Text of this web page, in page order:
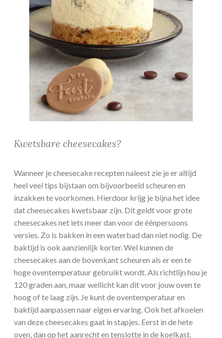
Kwetsbare cheesecakes?
Wanneer je cheesecake recepten naleest zie je er altijd
heel veel tips bijstaan om bijvoorbeeld scheuren en
inzakken te voorkomen. Hierdoor krijg je bijna het idee
dat cheesecakes kwetsbaar zijn. Dit geldt voor grote
cheesecakes net iets meer dan voor de éénpersoons
versies. Zo is bakken in een waterbad dan niet nodig. De
baktijd is ook aanzienlijk korter. Wel kunnen de
cheesecakes aan de bovenkant scheuren als er een te
hoge oventemperatuur gebruikt wordt. Als richtlijn hou je
120 graden aan, maar wellicht kan dit voor jouw oven te
hoog of te laag zijn. Je kunt de oventemperatuur en
baktijd aanpassen naar eigen ervaring. Ook het afkoelen
van deze cheesecakes gaat in stapjes. Eerst in de hete
oven, dan op het aanrecht en tenslotte in de koelkast.